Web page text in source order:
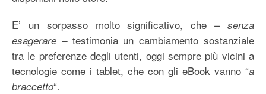
E’ un sorpasso molto significativo, che– senza
esagerare –testimonia un cambiamento sostanziale
tra le preferenze degli utenti, oggi sempre più vicini a
tecnologie come i tablet, che con gli eBook vanno “a
braccetto“.